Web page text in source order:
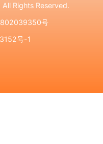
All Rights Reserved.
号
号-1